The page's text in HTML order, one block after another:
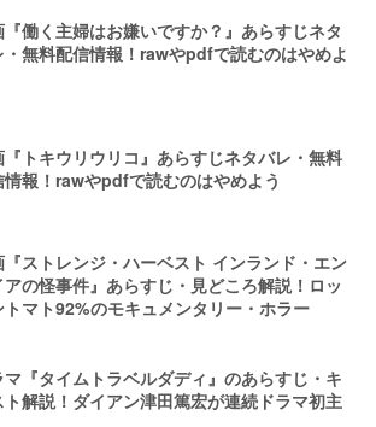
『働く主婦はお嫌いですか？』あらすじネタ
・無料配信情報！rawやpdfで読むのはやめよ
『トキウリウリコ』あらすじネタバレ・無料
情報！rawやpdfで読むのはやめよう
『ストレンジ・ハーベスト インランド・エン
アの怪事件』あらすじ・見どころ解説！ロッ
トマト92%のモキュメンタリー・ホラー
マ『タイムトラベルダディ』のあらすじ・キ
ト解説！ダイアン津田篤宏が連続ドラマ初主